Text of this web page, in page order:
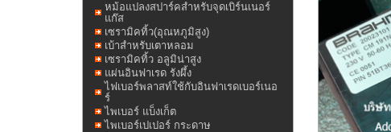
หม้อแปลงสปาร์คสำหรับจุดเบิร์นเนอร์
แก๊ส
เซรามิคทิ้ว(อุณหภูมิสูง)
เบ้าสำหรับเตาหลอม
เซรามิคทิ้ว อลูมิน่าสูง
แผ่นอินฟาเรด รังผึ้ง
ไฟเบอร์พลาสท์ใช้กับอินฟาเรดเบอร์เนอ
ร์
ไพเบอร์ แบ็งเก็ต
ไพเบอร์เปเปอร์ กระดาษ